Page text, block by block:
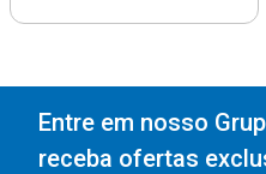
Entre em nosso
receba ofertas